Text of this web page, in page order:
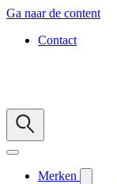
Ga naar de content
Contact
Merken